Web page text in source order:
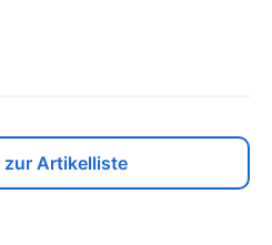
Artikelliste